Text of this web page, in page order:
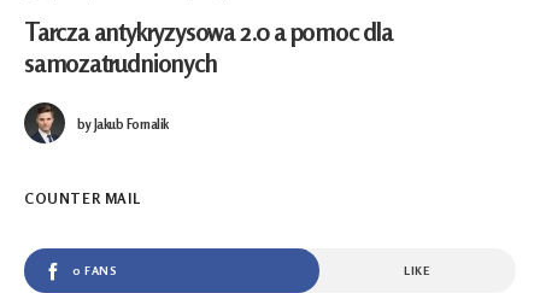
Tarcza antykryzysowa 2.0 a pomoc dla
samozatrudnionych
byJakub Fornalik
COUNTER MAIL
0 FANS LIKE